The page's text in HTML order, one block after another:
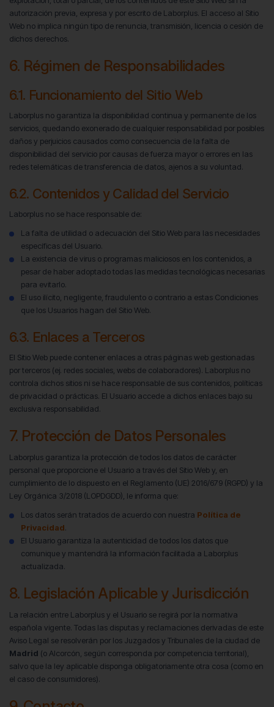
autorización previa, expresa y por escrito de Laborplus. El acceso al Sitio
Web no implica ningún tipo de renuncia, transmisión, licencia o cesión de
dichos derechos.
6. Régimen de Responsabilidades
6.1. Funcionamiento del Sitio Web
Laborplus no garantiza la disponibilidad continua y permanente de los
servicios, quedando exonerado de cualquier responsabilidad por posibles
daños y perjuicios causados como consecuencia de la falta de
disponibilidad del servicio por causas de fuerza mayor o errores en las
redes telemáticas de transferencia de datos, ajenos a su voluntad.
6.2. Contenidos y Calidad del Servicio
Laborplus no se hace responsable de:
La falta de utilidad o adecuación del Sitio Web para las necesidades
específicas del Usuario.
La existencia de virus o programas maliciosos en los contenidos, a
pesar de haber adoptado todas las medidas tecnológicas necesarias
para evitarlo.
El uso ilícito, negligente, fraudulento o contrario a estas Condiciones
que los Usuarios hagan del Sitio Web.
6.3. Enlaces a Terceros
El Sitio Web puede contener enlaces a otras páginas web gestionadas
por terceros (ej. redes sociales, webs de colaboradores). Laborplus no
controla dichos sitios ni se hace responsable de sus contenidos, políticas
de privacidad o prácticas. El Usuario accede a dichos enlaces bajo su
exclusiva responsabilidad.
7. Protección de Datos Personales
Laborplus garantiza la protección de todos los datos de carácter
personal que proporcione el Usuario a través del Sitio Web y, en
cumplimiento de lo dispuesto en el Reglamento (UE) 2016/679 (RGPD) y la
Ley Orgánica 3/2018 (LOPDGDD), le informa que:
Los datos serán tratados de acuerdo con nuestra Política de
Privacidad.
El Usuario garantiza la autenticidad de todos los datos que
comunique y mantendrá la información facilitada a Laborplus
actualizada.
8. Legislación Aplicable y Jurisdicción
La relación entre Laborplus y el Usuario se regirá por la normativa
española vigente. Todas las disputas y reclamaciones derivadas de este
Aviso Legal se resolverán por los Juzgados y Tribunales de la ciudad de
Madrid (o Alcorcón, según corresponda por competencia territorial),
salvo que la ley aplicable disponga obligatoriamente otra cosa (como en
el caso de consumidores).